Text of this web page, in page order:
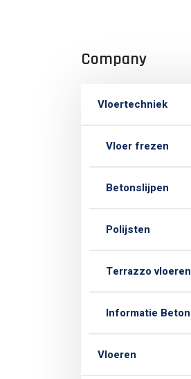
Company
Vloertechniek
Vloer frezen
Betonslijpen
Polijsten
Terrazzo vloeren
Informatie Beton
Vloeren